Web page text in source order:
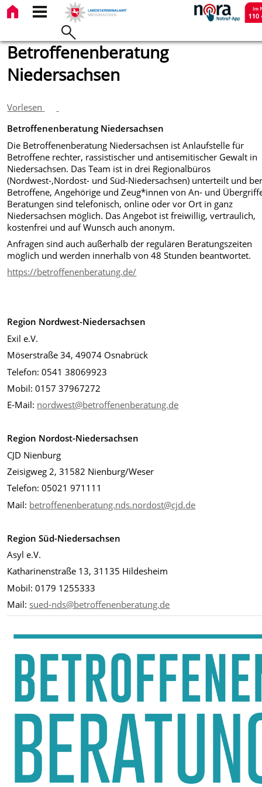
Betroffenenberatung
Niedersachsen
Vorlesen
Betroffenenberatung Niedersachsen
Die Betroffenenberatung Niedersachsen ist Anlaufstelle für
Betroffene rechter, rassistischer und antisemitischer Gewalt in
Niedersachsen. Das Team ist in drei Regionalbüros
(Nordwest-,Nordost- und Süd-Niedersachsen) unterteilt und
Betroffene, Angehörige und Zeug*innen von An- und
Beratungen sind telefonisch, online oder vor Ort in ganz
Niedersachsen möglich. Das Angebot ist freiwillig, vertraulich,
kostenfrei und auf Wunsch auch anonym.
Anfragen sind auch außerhalb der regulären Beratungszeiten
möglich und werden innerhalb von 48 Stunden beantwortet.
https://betroffenenberatung.de/
Region Nordwest-Niedersachsen
Exil e.V.
Möserstraße 34, 49074 Osnabrück
Telefon: 0541 38069923
Mobil: 0157 37967272
E-Mail: nordwest@betroffenenberatung.de
Region Nordost-Niedersachsen
CJD Nienburg
Zeisigweg 2, 31582 Nienburg/Weser
Telefon: 05021 971111
Mail: betroffenenberatung.nds.nordost@cjd.de
Region Süd-Niedersachsen
Asyl e.V.
Katharinenstraße 13, 31135 Hildesheim
Mobil: 0179 1255333
Mail: sued-nds@betroffenenberatung.de